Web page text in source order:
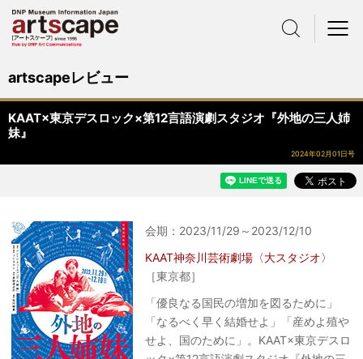
artscapeレビュー
KAAT×東京デスロック×第12言語演劇スタジオ『外地の三人姉
妹』
2024年02月01日号
会期：2023/11/29～2023/12/10
KAAT神奈川芸術劇場〈大スタジオ〉
［東京都］
「優良なる国民の増加を図るために」
「なるべく早く結婚せよ」「産めよ殖や
せよ、国のために」。KAAT×東京デスロ
サイト内検索